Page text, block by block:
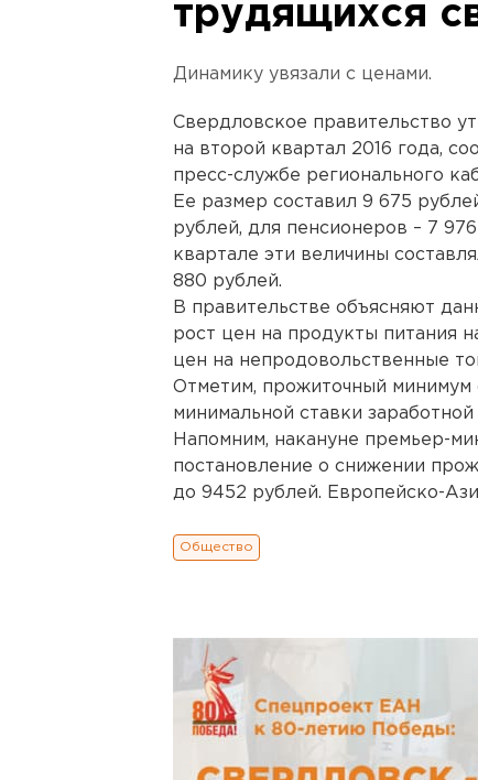
трудящихся
Динамику увязали с ценами.
Свердловское правительство
на второй квартал 2016 года,
пресс-службе регионального
Ее размер составил 9 675
рублей, для пенсионеров – 7
квартале эти величины
880 рублей.
В правительстве объясняют
рост цен на продукты питания
цен на непродовольственные
Отметим, прожиточный минимум
минимальной ставки заработной
Напомним, накануне премьер-
постановление о снижении
до 9452 рублей. Европейско-
Общество